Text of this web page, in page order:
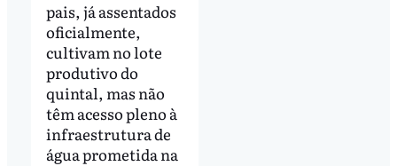
pais, já assentados
oficialmente,
cultivam no lote
produtivo do
quintal, mas não
têm acesso pleno à
infraestrutura de
água prometida na